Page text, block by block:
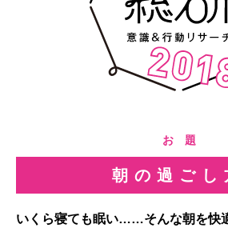
お 題
朝の過ごし
いくら寝ても眠い……そんな朝を快